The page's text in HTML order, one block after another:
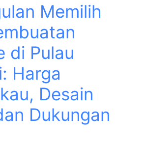
Memilih
di Pulau
Harga
Desain
Dukungan